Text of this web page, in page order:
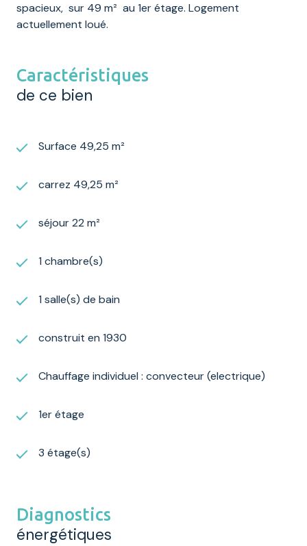
spacieux, sur 49 m² au 1er étage. Logement
actuellement loué.
Caractéristiques
de ce bien
Surface 49,25 m²
carrez 49,25 m²
séjour 22 m²
1 chambre(s)
1 salle(s) de bain
construit en 1930
Chauffage individuel : convecteur (electrique)
1er étage
3 étage(s)
Diagnostics
énergétiques